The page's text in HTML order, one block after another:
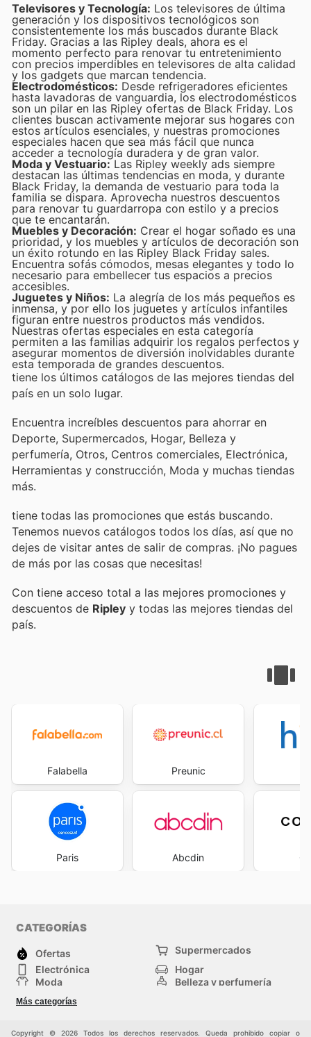
Televisores y Tecnología: Los televisores de última
generación y los dispositivos tecnológicos son
consistentemente los más buscados durante Black
Friday. Gracias a las Ripley deals, ahora es el
momento perfecto para renovar tu entretenimiento
con precios imperdibles en televisores de alta calidad
y los gadgets que marcan tendencia.
Electrodomésticos: Desde refrigeradores eficientes
hasta lavadoras de vanguardia, los electrodomésticos
son un pilar en las Ripley ofertas de Black Friday. Los
clientes buscan activamente mejorar sus hogares con
estos artículos esenciales, y nuestras promociones
especiales hacen que sea más fácil que nunca
acceder a tecnología duradera y de gran valor.
Moda y Vestuario:Las Ripley weekly ads siempre
destacan las últimas tendencias en moda, y durante
Black Friday, la demanda de vestuario para toda la
familia se dispara. Aprovecha nuestros descuentos
para renovar tu guardarropa con estilo y a precios
que te encantarán.
Muebles y Decoración: Crear el hogar soñado es una
prioridad, y los muebles y artículos de decoración son
un éxito rotundo en las Ripley Black Friday sales.
Encuentra sofás cómodos, mesas elegantes y todo lo
necesario para embellecer tus espacios a precios
accesibles.
Juguetes y Niños: La alegría de los más pequeños es
inmensa, y por ello los juguetes y artículos infantiles
figuran entre nuestros productos más vendidos.
Nuestras ofertas especiales en esta categoría
permiten a las familias adquirir los regalos perfectos y
asegurar momentos de diversión inolvidables durante
esta temporada de grandes descuentos.
tiene los últimos catálogos de las mejores tiendas del
país en un solo lugar.
Encuentra increíbles descuentos para ahorrar en
Deporte, Supermercados, Hogar, Belleza y
perfumería, Otros, Centros comerciales, Electrónica,
Herramientas y construcción, Moda y muchas tiendas
más.
tiene todas las promociones que estás buscando.
Tenemos nuevos catálogos todos los días, así que no
dejes de visitar antes de salir de compras. ¡No pagues
de más por las cosas que necesitas!
Con tiene acceso total a las mejores promociones y
descuentos de Ripley y todas las mejores tiendas del
país.
Falabella
Paris
Preunic
Abcdin
CATEGORÍAS
Ofertas
Supermercados
Electrónica
Hogar
Moda
Belleza y perfumería
Deporte
Más categorías
Copyright © 2026 Todos los derechos reservados. Queda prohibido copiar o